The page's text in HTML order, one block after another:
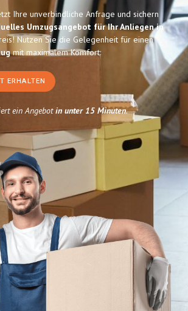
Ihre unverbindliche Anfrage und sichern
Umzugsangebot für Ihr Anliegen in
Nutzen Sie die Gelegenheit für einen
mit maximalem Komfort:
ERHALTEN
ein Angebotin unter 15 Minuten.